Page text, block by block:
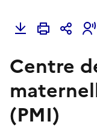
Centre
(PMI)